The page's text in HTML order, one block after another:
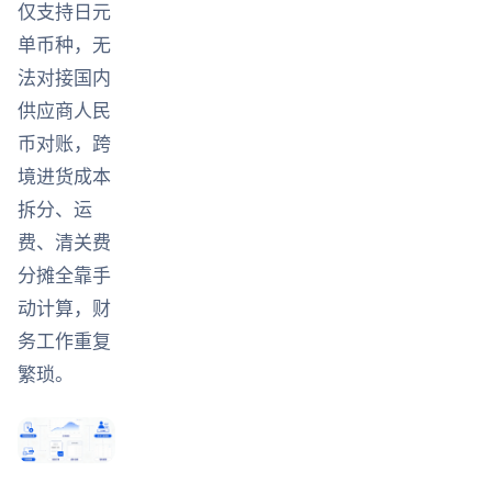
仅支持日元
单币种，无
法对接国内
供应商人民
币对账，跨
境进货成本
拆分、运
费、清关费
分摊全靠手
动计算，财
务工作重复
繁琐。